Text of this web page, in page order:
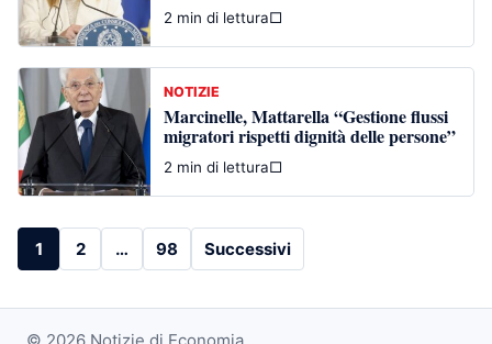
2 min di lettura□
NOTIZIE
Marcinelle, Mattarella “Gestione flussi
migratori rispetti dignità delle persone”
2 min di lettura□
Paginazione
degli
articoli
1 2 … 98 Successivi